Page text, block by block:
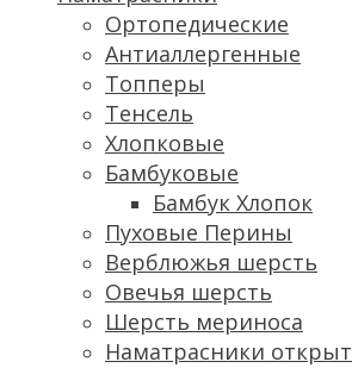
Ортопедические
Антиаллергенные
Топперы
Тенсель
Хлопковые
Бамбуковые
Бамбук Хлопок
Пуховые Перины
Верблюжья шерсть
Овечья шерсть
Шерсть мериноса
Наматрасники